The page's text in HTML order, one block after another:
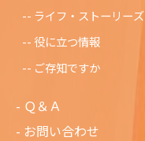
ライフ・ストーリーズ
役に立つ情報
ご存知ですか
Ｑ＆Ａ
お問い合わせ